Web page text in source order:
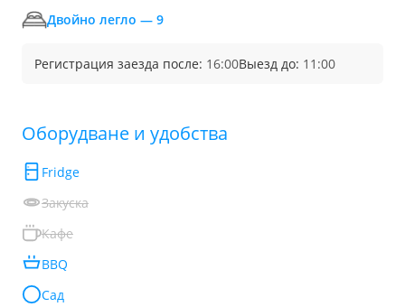
Двойно легло — 9
Регистрация заезда после: 16:00Выезд до: 11:00
Обoрудване и удобства
Fridge
Закуска
Кафе
BBQ
Сад